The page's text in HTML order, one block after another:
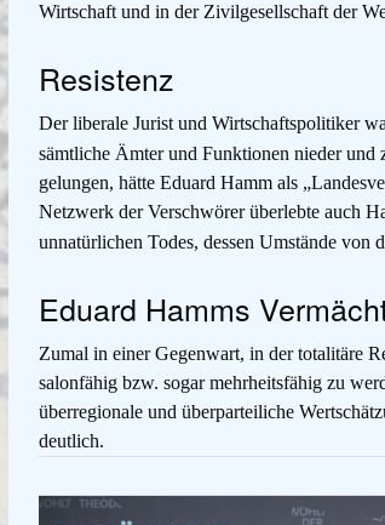
Wirtschaft und in der Zivilgesellschaft der
Resistenz
Der liberale Jurist und Wirtschaftspolitiker
sämtliche Ämter und Funktionen nieder und
gelungen, hätte Eduard Hamm als
Netzwerk der Verschwörer überlebte auch
unnatürlichen Todes, dessen Umstände von
Eduard Hamms
Zumal in einer Gegenwart, in der totalitäre
salonfähig bzw. sogar mehrheitsfähig zu
überregionale und überparteiliche
deutlich.